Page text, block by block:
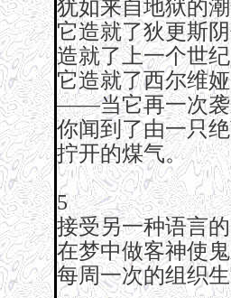
犹如来自地狱的
它造就了狄更斯
造就了上一个世
它造就了西尔维
——当它再一次袭
你闻到了由一只
拧开的煤气。
5
接受另一种语言
在梦中做客神使
每周一次的组织